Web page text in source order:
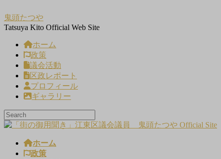
ン
テ
ビ
ゲ
鬼頭たつや
Tatsuya Kito Official Web Site
ホーム
政策
議会活動
区政レポート
プロフィール
ギャラリー
ホーム
政策